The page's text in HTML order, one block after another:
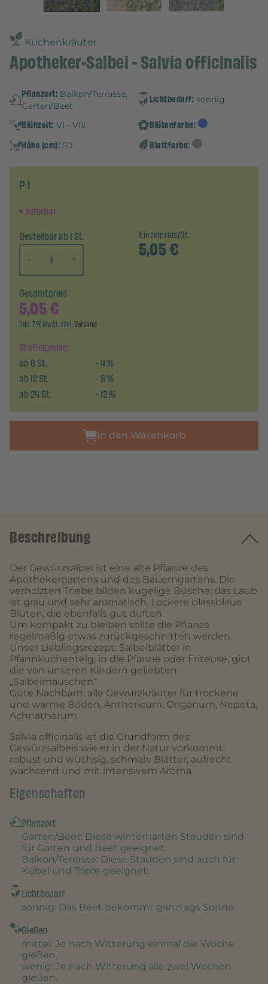
Küchenkräuter
Apotheker-Salbei - Salvia officinalis
Pflanzort: Balkon/Terrasse,
Garten/Beet
Lichtbedarf: sonnig
Blühzeit: VI - VIII
Blütenfarbe:
Höhe (cm): 50 Blattfarbe:
P 1
lieferbar
Bestellbar ab 1 St.
-
+
Einzelpreis/St.
5,05€
Staffelpreise:
ab6St. -4%
ab12St. -8%
ab24St. -12%
Gesamtpreis
5,05€
inkl. 7 % MwSt. zzgl.Versand
In den Warenkorb
Beschreibung
Der Gewürzsalbei ist eine alte Pflanze des
Apothekergartens und des Bauerngartens. Die
verholzten Triebe bilden kugelige Büsche, das Laub
ist grau und sehr aromatisch. Lockere blassblaue
Blüten, die ebenfalls gut duften.
Um kompakt zu bleiben sollte die Pflanze
regelmäßig etwas zurückgeschnitten werden.
Unser Lieblingsrezept: Salbeiblätter in
Pfannkuchenteig, in die Pfanne oder Friteuse, gibt
die von unseren Kindern geliebten
„Salbeimäuschen“.
Gute Nachbarn: alle Gewürzkräuter für trockene
und warme Böden, Anthericum, Origanum, Nepeta,
Achnatherum
Salvia officinalis ist die Grundform des
Gewürzsalbeis wie er in der Natur vorkommt:
robust und wüchsig, schmale Blätter, aufrecht
wachsend und mit intensivem Aroma.
Eigenschaften
Pflanzort
Garten/Beet: Diese winterharten Stauden sind
für Garten und Beet geeignet.
Balkon/Terrasse: Diese Stauden sind auch für
Kübel und Töpfe geeignet.
Lichtbedarf
sonnig: Das Beet bekommt ganztags Sonne.
Gießen
mittel: Je nach Witterung einmal die Woche
gießen.
wenig: Je nach Witterung alle zwei Wochen
gießen.